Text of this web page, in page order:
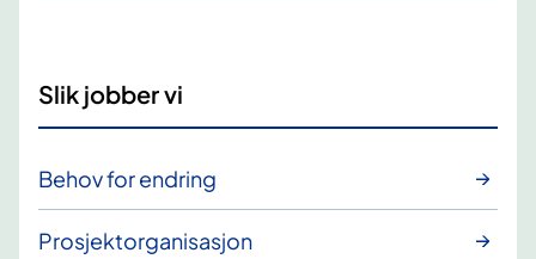
Slik jobber vi
Behov for endring
Prosjektorganisasjon